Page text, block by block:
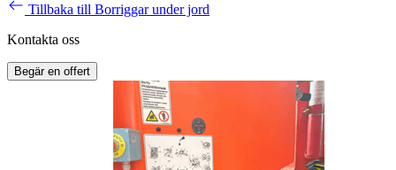
Tillbaka till Borriggar under jord
Kontakta oss
Begär en offert